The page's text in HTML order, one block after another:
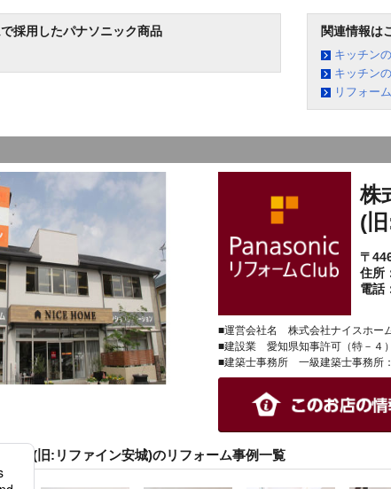
採用したパナソニック商品 関連情報は
キッチン
キッチン
リフォー
株
(
〒
住所
電話
■運営会社名 株式会社ナイスホー
■建設業 愛知県知事許可（特－４
■建築士事務所 一級建築士事務所
ーム(旧:リファイン安城)のリフォーム事例一覧